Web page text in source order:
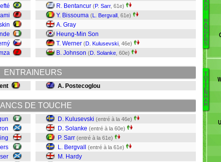
R. Bentancur (P. Sarr, 61e)
Y. Bissouma (L. Bergvall , 61e)
A. Gray
Heung-Min Son
T. Werner (D. Kulusevski , 46e)
B. Johnson (D. Solanke , 60e)
ENTRAINEURS
A. Postecoglou
DE TOUCHE
D. Kulusevski (entré à la 46e)
D. Solanke (entré à la 60e)
P. Sarr (entré à la 61e)
L. Bergvall (entré à la 61e)
M. Hardy
A
S
G
.
R
A
N
G
E
R
S
O
T
T
E
N
H
A
M